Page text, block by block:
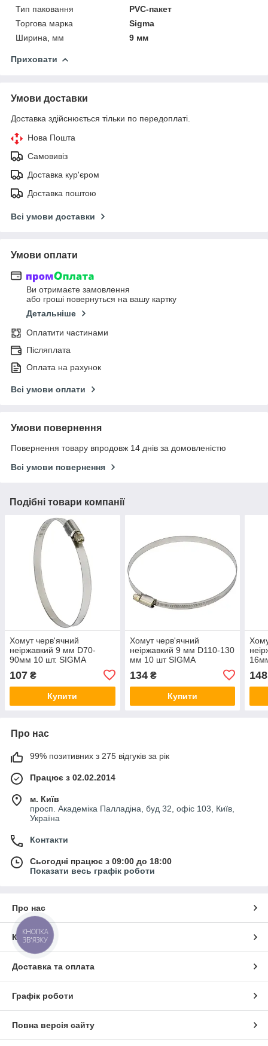
Тип паковання
PVC-пакет
Торгова марка
Sigma
Ширина, мм
9 мм
Приховати
Умови доставки
Доставка здійснюється тільки по передоплаті.
Нова Пошта
Самовивіз
Доставка кур'єром
Доставка поштою
Всі умови доставки
Умови оплати
Ви отримаєте замовлення
або гроші повернуться на вашу картку
Детальніше
Оплатити частинами
Післяплата
Оплата на рахунок
Всі умови оплати
Умови повернення
Повернення товару впродовж 14 днів за домовленістю
Всі умови повернення
Подібні товари компанії
Хомут черв'ячний
неіржавкий 9 мм D70-
90мм 10 шт. SIGMA
107 ₴
Купити
Хомут черв'ячний
неіржавкий 9 мм D110-130
мм 10 шт SIGMA
134₴
Купити
148
Про нас
99% позитивних з 275 відгуків за рік
Працює з 02.02.2014
м. Київ
просп. Академіка Палладіна, буд 32, офіс 103, Київ,
Україна
Контакти
Сьогодні працює з 09:00 до 18:00
Показати весь графік роботи
Про нас
Контакти
Доставка та оплата
Графік роботи
Повна версія сайту
КНОПКА
ЗВ'ЯЗКУ